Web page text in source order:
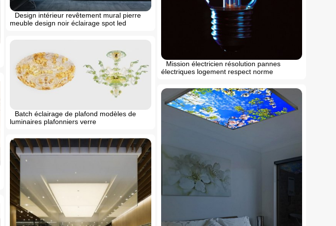
Mission électricien résolution pannes
électriques logement respect norme
Design intérieur revêtement mural pierre
meuble design noir éclairage spot led
Batch éclairage de plafond modèles de
luminaires plafonniers verre